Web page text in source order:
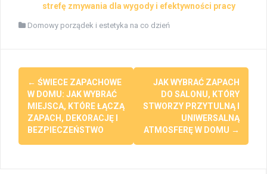
strefę zmywania dla wygody i efektywności pracy
Domowy porządek i estetyka na co dzień
Post
navigation
← ŚWIECE ZAPACHOWE
W DOMU: JAK WYBRAĆ
MIEJSCA, KTÓRE ŁĄCZĄ
ZAPACH, DEKORACJĘ I
BEZPIECZEŃSTWO
JAK WYBRAĆ ZAPACH
DO SALONU, KTÓRY
STWORZY PRZYTULNĄ I
UNIWERSALNĄ
ATMOSFERĘ W DOMU →